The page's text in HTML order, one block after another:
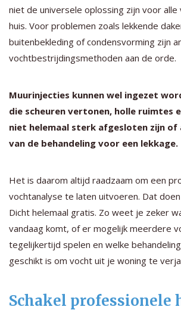
niet de universele oplossing zijn voor alle
huis. Voor problemen zoals lekkende
buitenbekleding of condensvorming zijn
vochtbestrijdingsmethoden aan de orde.
Muurinjecties kunnen wel ingezet
die scheuren vertonen, holle ruimtes
niet helemaal sterk afgesloten zijn of
van de behandeling voor een lekkage.
Het is daarom altijd raadzaam om een
vochtanalyse te laten uitvoeren. Dat
Dicht helemaal gratis. Zo weet je zeker
vandaag komt, of er mogelijk meerdere
tegelijkertijd spelen en welke
geschikt is om vocht uit je woning te
Schakel professionele